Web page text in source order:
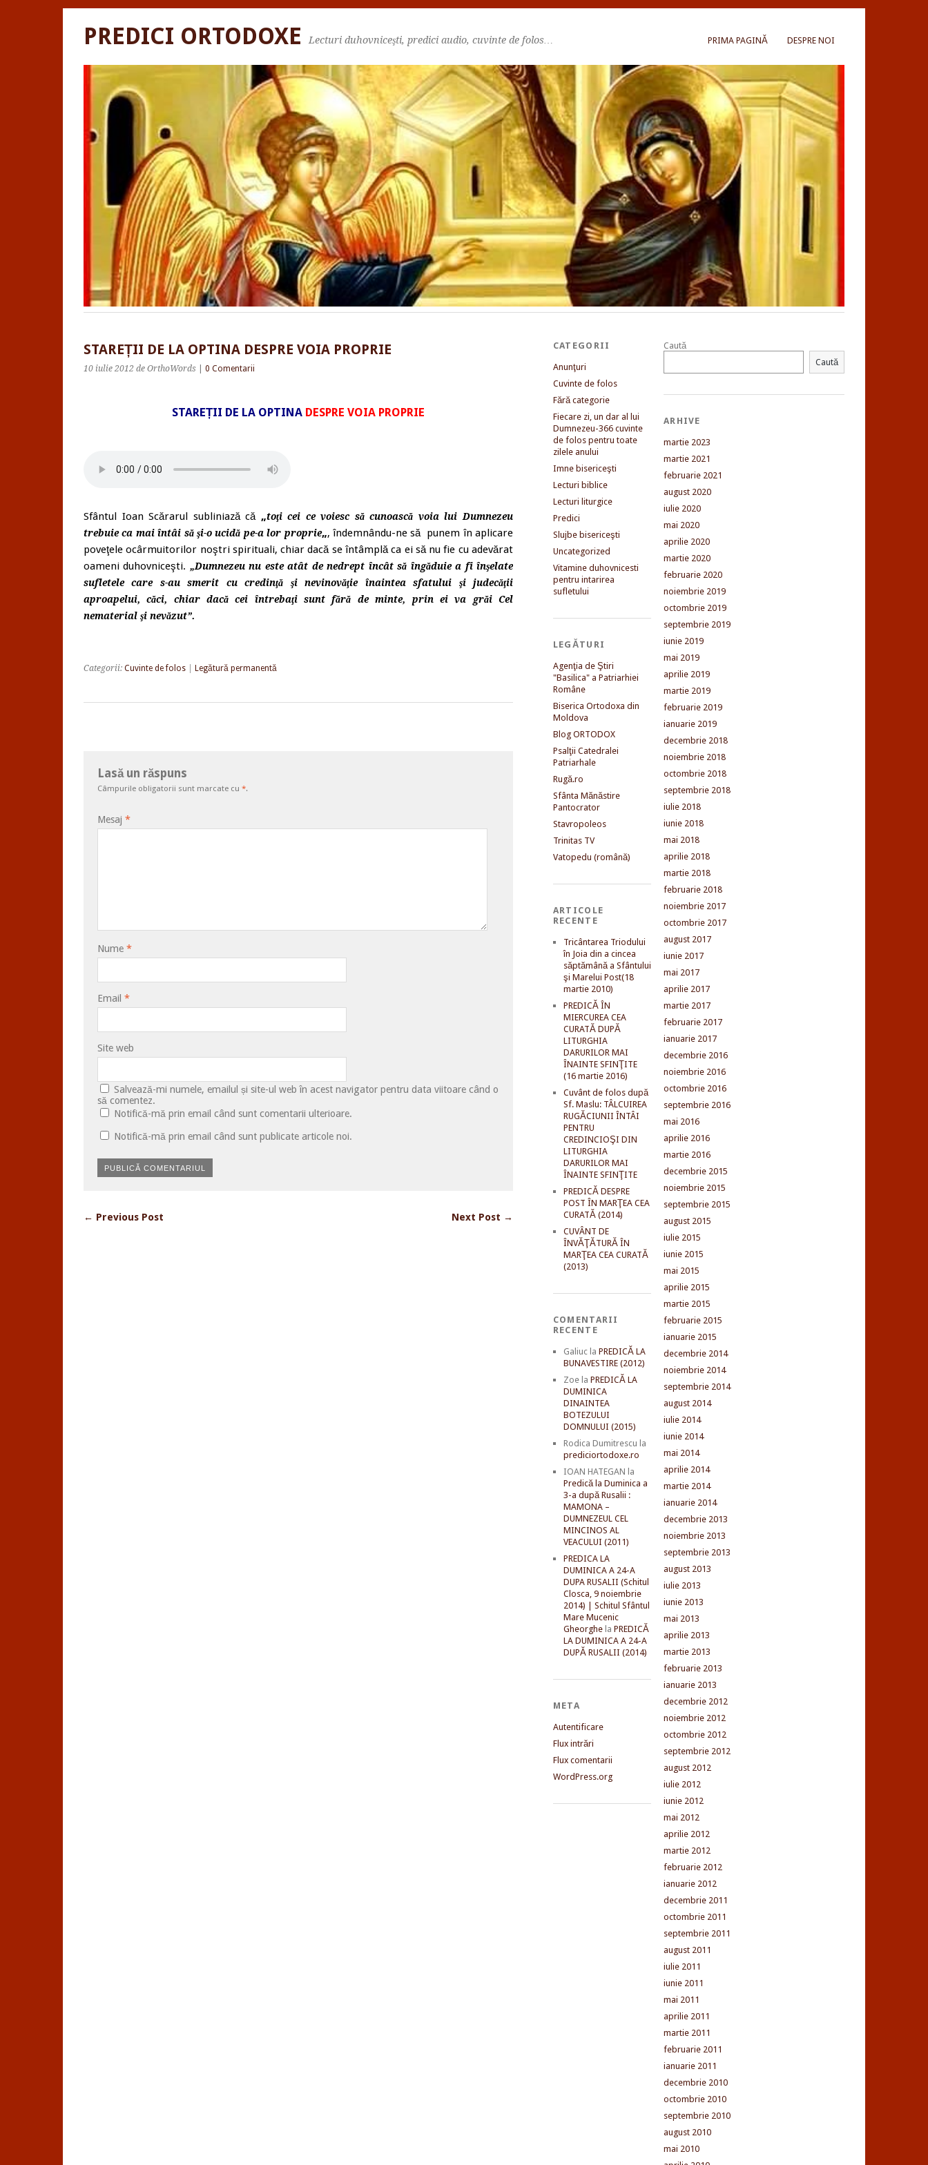
PRIMA PAGINĂ DESPRE NOI
PREDICI ORTODOXE Lecturi duhovniceşti, predici audio, cuvinte de folos…
STAREȚII DE LA OPTINA DESPRE VOIA PROPRIE
10 iulie 2012 de OrthoWords 0 Comentarii
STAREȚII DE LA OPTINA DESPRE VOIA PROPRIE
Sfântul Ioan Scărarul subliniază că„toţi cei ce voiesc să cunoască voia lui Dumnezeu
trebuie ca mai întâi să şi-o ucidă pe-a lor proprie„, îndemnându-ne să punem în aplicare
poveţele ocârmuitorilor noştri spirituali, chiar dacă se întâmplă ca ei să nu fie cu adevărat
oameni duhovniceşti. „Dumnezeu nu este atât de nedrept încât să îngăduie a fi înşelate
sufletele care s-au smerit cu credinţă şi nevinovăţie înaintea sfatului şi judecăţii
aproapelui, căci, chiar dacă cei întrebaţi sunt fără de minte, prin ei va grăi Cel
nematerial şi nevăzut”.
Categorii: Cuvinte de folos Legătură permanentă
Lasă un răspuns
Câmpurile obligatorii sunt marcate cu *.
Mesaj *
Nume *
Email *
Site web
Salvează-mi numele, emailul și site-ul web în acest navigator pentru data viitoare când o
să comentez.
Notifică-mă prin email când sunt comentarii ulterioare.
Notifică-mă prin email când sunt publicate articole noi.
← Previous Post Next Post →
CATEGORII
Anunţuri
Cuvinte de folos
Fără categorie
Fiecare zi, un dar al lui
Dumnezeu-366 cuvinte
de folos pentru toate
zilele anului
Imne bisericeşti
Lecturi biblice
Lecturi liturgice
Predici
Slujbe bisericeşti
Uncategorized
Vitamine duhovnicesti
pentru intarirea
sufletului
LEGĂTURI
Agenţia de Ştiri
"Basilica" a Patriarhiei
Române
Biserica Ortodoxa din
Moldova
Blog ORTODOX
Psalţii Catedralei
Patriarhale
Rugă.ro
Sfânta Mănăstire
Pantocrator
Stavropoleos
Trinitas TV
Vatopedu (română)
ARTICOLE
RECENTE
Tricântarea Triodului
în Joia din a cincea
săptămână a Sfântului
şi Marelui Post(18
martie 2010)
PREDICĂ ÎN
MIERCUREA CEA
CURATĂ DUPĂ
LITURGHIA
DARURILOR MAI
ÎNAINTE SFINŢITE
(16 martie 2016)
Cuvânt de folos după
Sf. Maslu: TÂLCUIREA
RUGĂCIUNII ÎNTÂI
PENTRU
CREDINCIOŞI DIN
LITURGHIA
DARURILOR MAI
ÎNAINTE SFINŢITE
PREDICĂ DESPRE
POST ÎN MARŢEA CEA
CURATĂ (2014)
CUVÂNT DE
ÎNVĂŢĂTURĂ ÎN
MARŢEA CEA CURATĂ
(2013)
COMENTARII
RECENTE
Galiucla PREDICĂ LA
BUNAVESTIRE (2012)
Zoela PREDICĂ LA
DUMINICA
DINAINTEA
BOTEZULUI
DOMNULUI (2015)
Rodica Dumitrescu la
prediciortodoxe.ro
IOAN HATEGAN la
Predică la Duminica a
3-a după Rusalii :
MAMONA –
DUMNEZEUL CEL
MINCINOS AL
VEACULUI (2011)
PREDICA LA
DUMINICA A 24-A
DUPA RUSALII (Schitul
Closca, 9 noiembrie
2014) | Schitul Sfântul
Mare Mucenic
Gheorghela PREDICĂ
LA DUMINICA A 24-A
DUPĂ RUSALII (2014)
META
Autentificare
Flux intrări
Flux comentarii
WordPress.org
Caută
Caută
ARHIVE
martie 2023
martie 2021
februarie 2021
august 2020
iulie 2020
mai 2020
aprilie 2020
martie 2020
februarie 2020
noiembrie 2019
octombrie 2019
septembrie 2019
iunie 2019
mai 2019
aprilie 2019
martie 2019
februarie 2019
ianuarie 2019
decembrie 2018
noiembrie 2018
octombrie 2018
septembrie 2018
iulie 2018
iunie 2018
mai 2018
aprilie 2018
martie 2018
februarie 2018
noiembrie 2017
octombrie 2017
august 2017
iunie 2017
mai 2017
aprilie 2017
martie 2017
februarie 2017
ianuarie 2017
decembrie 2016
noiembrie 2016
octombrie 2016
septembrie 2016
mai 2016
aprilie 2016
martie 2016
decembrie 2015
noiembrie 2015
septembrie 2015
august 2015
iulie 2015
iunie 2015
mai 2015
aprilie 2015
martie 2015
februarie 2015
ianuarie 2015
decembrie 2014
noiembrie 2014
septembrie 2014
august 2014
iulie 2014
iunie 2014
mai 2014
aprilie 2014
martie 2014
ianuarie 2014
decembrie 2013
noiembrie 2013
septembrie 2013
august 2013
iulie 2013
iunie 2013
mai 2013
aprilie 2013
martie 2013
februarie 2013
ianuarie 2013
decembrie 2012
noiembrie 2012
octombrie 2012
septembrie 2012
august 2012
iulie 2012
iunie 2012
mai 2012
aprilie 2012
martie 2012
februarie 2012
ianuarie 2012
decembrie 2011
octombrie 2011
septembrie 2011
august 2011
iulie 2011
iunie 2011
mai 2011
aprilie 2011
martie 2011
februarie 2011
ianuarie 2011
decembrie 2010
octombrie 2010
septembrie 2010
august 2010
mai 2010